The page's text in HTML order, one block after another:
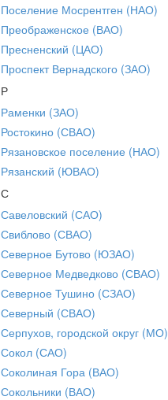
Поселение Мосрентген (НАО)
Преображенское (ВАО)
Пресненский (ЦАО)
Проспект Вернадского (ЗАО)
Р
Раменки (ЗАО)
Ростокино (СВАО)
Рязановское поселение (НАО)
Рязанский (ЮВАО)
С
Савеловский (САО)
Свиблово (СВАО)
Северное Бутово (ЮЗАО)
Северное Медведково (СВАО)
Северное Тушино (СЗАО)
Северный (СВАО)
Серпухов, городской округ (МО)
Сокол (САО)
Соколиная Гора (ВАО)
Сокольники (ВАО)